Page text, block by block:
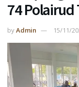
74 Polairud
byAdmin 15/11/